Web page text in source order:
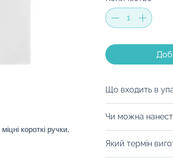
міцні короткі ручки.
Що входить в
коробку на ваш
матеріалів,
будь-який інший
Чи можна
нанести
Який термін